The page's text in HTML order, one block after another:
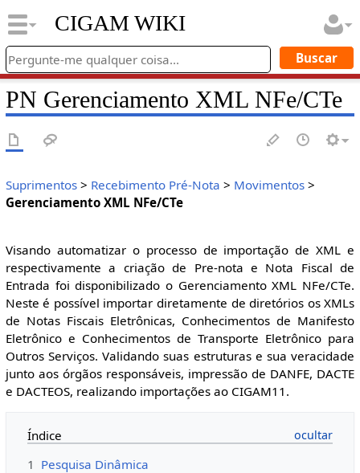
CIGAM WIKI
PN Gerenciamento XML NFe/CTe
Suprimentos> Recebimento Pré-Nota > Movimentos>
Gerenciamento XML NFe/CTe
Visando automatizar o processo de importação de XML e
respectivamente a criação de Pre-nota e Nota Fiscal de
Entrada foi disponibilizado o Gerenciamento XML NFe/CTe.
Neste é possível importar diretamente de diretórios os XMLs
de Notas Fiscais Eletrônicas, Conhecimentos de Manifesto
Eletrônico e Conhecimentos de Transporte Eletrônico para
Outros Serviços. Validando suas estruturas e sua veracidade
junto aos órgãos responsáveis, impressão de DANFE, DACTE
e DACTEOS, realizando importações ao CIGAM11.
Índice
1 Pesquisa Dinâmica